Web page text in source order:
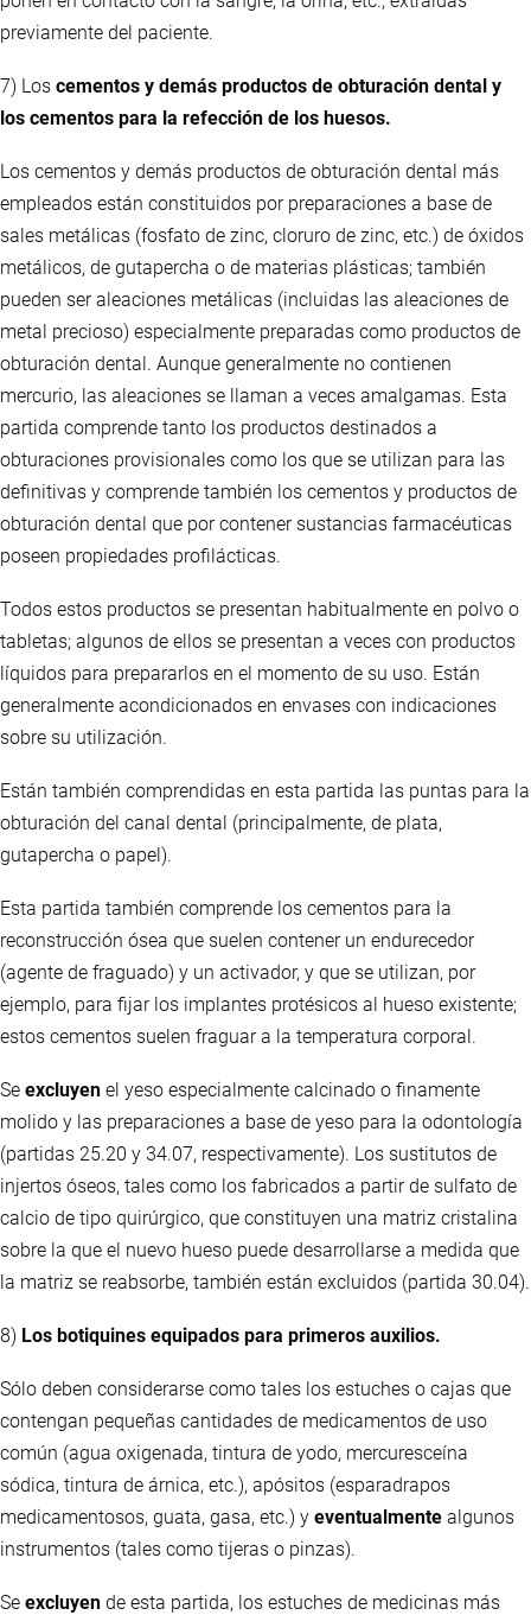
previamente del paciente.
7) Los cementos y demás productos de obturación dental y
los cementos para la refección de los huesos.
Los cementos y demás productos de obturación dental más
empleados están constituidos por preparaciones a base de
sales metálicas (fosfato de zinc, cloruro de zinc, etc.) de óxidos
metálicos, de gutapercha o de materias plásticas; también
pueden ser aleaciones metálicas (incluidas las aleaciones de
metal precioso) especialmente preparadas como productos de
obturación dental. Aunque generalmente no contienen
mercurio, las aleaciones se llaman a veces amalgamas. Esta
partida comprende tanto los productos destinados a
obturaciones provisionales como los que se utilizan para las
definitivas y comprende también los cementos y productos de
obturación dental que por contener sustancias farmacéuticas
poseen propiedades profilácticas.
Todos estos productos se presentan habitualmente en polvo o
tabletas; algunos de ellos se presentan a veces con productos
líquidos para prepararlos en el momento de su uso. Están
generalmente acondicionados en envases con indicaciones
sobre su utilización.
Están también comprendidas en esta partida las puntas para la
obturación del canal dental (principalmente, de plata,
gutapercha o papel).
Esta partida también comprende los cementos para la
reconstrucción ósea que suelen contener un endurecedor
(agente de fraguado) y un activador, y que se utilizan, por
ejemplo, para fijar los implantes protésicos al hueso existente;
estos cementos suelen fraguar a la temperatura corporal.
Se excluyen el yeso especialmente calcinado o finamente
molido y las preparaciones a base de yeso para la odontología
(partidas 25.20 y 34.07, respectivamente). Los sustitutos de
injertos óseos, tales como los fabricados a partir de sulfato de
calcio de tipo quirúrgico, que constituyen una matriz cristalina
sobre la que el nuevo hueso puede desarrollarse a medida que
la matriz se reabsorbe, también están excluidos (partida 30.04).
8) Los botiquines equipados para primeros auxilios.
Sólo deben considerarse como tales los estuches o cajas que
contengan pequeñas cantidades de medicamentos de uso
común (agua oxigenada, tintura de yodo, mercuresceína
sódica, tintura de árnica, etc.), apósitos (esparadrapos
medicamentosos, guata, gasa, etc.) y eventualmente algunos
instrumentos (tales como tijeras o pinzas).
Se excluyen de esta partida, los estuches de medicinas más